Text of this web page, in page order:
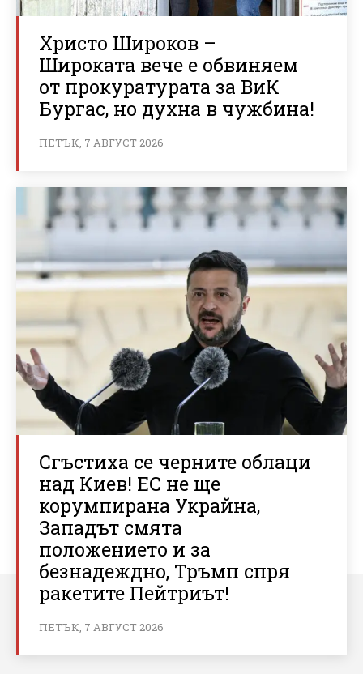
Христо Широков –
Широката вече е обвиняем
от прокуратурата за ВиК
Бургас, но духна в чужбина!
ПЕТЪК, 7 АВГУСТ 2026
Сгъстиха се черните облаци
над Киев! ЕС не ще
корумпирана Украйна,
Западът смята
положението и за
безнадеждно, Тръмп спря
ракетите Пейтриът!
ПЕТЪК, 7 АВГУСТ 2026